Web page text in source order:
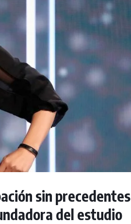
sin precedentes
del estudio